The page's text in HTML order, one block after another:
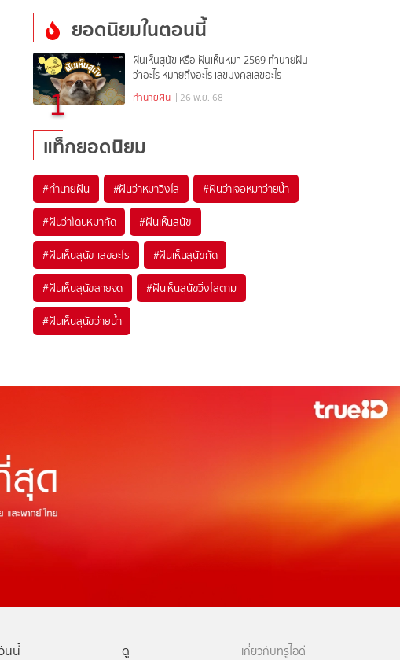
ยอดนิยมในตอนนี้
1
ฝันเห็นสุนัข หรือ ฝันเห็นหมา 2569 ทำนายฝัน
ว่าอะไร หมายถึงอะไร เลขมงคลเลขอะไร
ทำนายฝัน | 26 พ.ย. 68
แท็กยอดนิยม
#ทำนายฝัน #ฝันว่าหมาวิ่งไล่ #ฝันว่าเจอหมาว่ายน้ำ
#ฝันว่าโดนหมากัด #ฝันเห็นสุนัข
#ฝันเห็นสุนัข เลขอะไร #ฝันเห็นสุนัขกัด
#ฝันเห็นสุนัขลายจุด #ฝันเห็นสุนัขวิ่งไล่ตาม
#ฝันเห็นสุนัขว่ายน้ำ
นนี้ ดู เกี่ยวกับทรูไอดี